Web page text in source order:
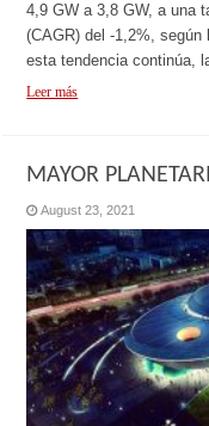
4,9 GW a 3,8 GW, a una
(CAGR) del -1,2%,
esta tendencia continúa,
Leer más
MAYOR
August 23, 2021